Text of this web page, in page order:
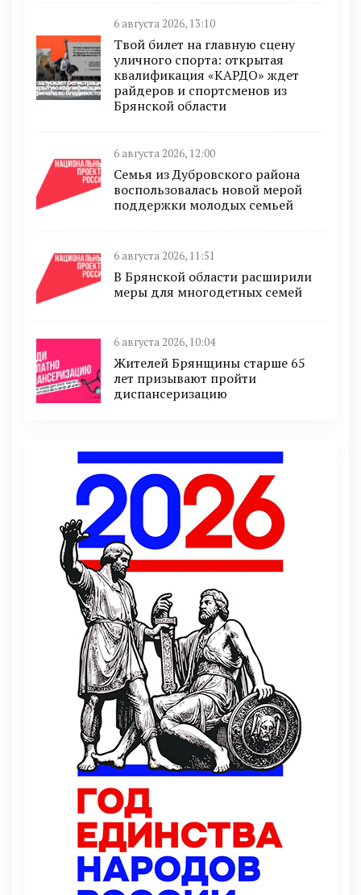
6 августа 2026, 13:10
Твой билет на главную сцену
уличного спорта: открытая
квалификация «КАРДО» ждет
райдеров и спортсменов из
Брянской области
6 августа 2026, 12:00
Семья из Дубровского района
воспользовалась новой мерой
поддержки молодых семьей
6 августа 2026, 11:51
В Брянской области расширили
меры для многодетных семей
6 августа 2026, 10:04
Жителей Брянщины старше 65
лет призывают пройти
диспансеризацию